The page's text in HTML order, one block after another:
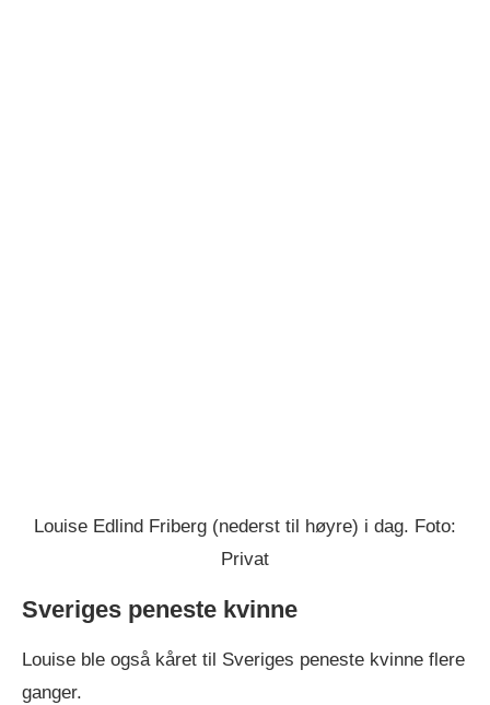
Louise Edlind Friberg (nederst til høyre) i dag. Foto:
Privat
Sveriges peneste kvinne
Louise ble også kåret til Sveriges peneste kvinne flere
ganger.